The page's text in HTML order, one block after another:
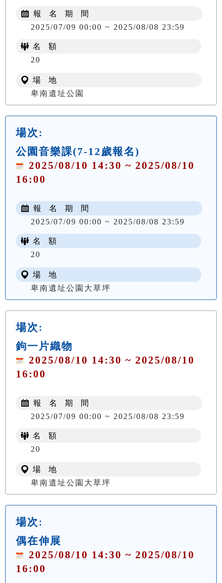
報 名 期 間
2025/07/09 00:00 ~ 2025/08/08 23:59
名 額
20
場 地
卑南遺址公園
場次:
公園音樂課(7-12歲報名)
2025/08/10 14:30 ~ 2025/08/10
16:00
報 名 期 間
2025/07/09 00:00 ~ 2025/08/08 23:59
名 額
20
場 地
卑南遺址公園大草坪
場次:
鉤一片織物
2025/08/10 14:30 ~ 2025/08/10
16:00
報 名 期 間
2025/07/09 00:00 ~ 2025/08/08 23:59
名 額
20
場 地
卑南遺址公園大草坪
場次:
偶在伸展
2025/08/10 14:30 ~ 2025/08/10
16:00